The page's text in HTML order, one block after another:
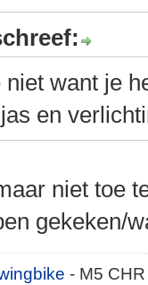
niet want je
en
niet toe
gekeken/
- M5